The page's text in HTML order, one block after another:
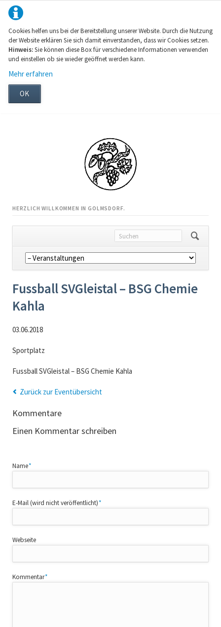
Cookies helfen uns bei der Bereitstellung unserer Website. Durch die Nutzung
der Website erklären Sie sich damit einverstanden, dass wir Cookies setzen.
Hinweis:Sie können diese Box für verschiedene Informationen verwenden
und einstellen ob sie wieder geöffnet werden kann.
Mehr erfahren
OK
HERZLICH WILLKOMMEN IN GOLMSDORF.
Navigation
überspringen
Fussball SVGleistal – BSG Chemie
Kahla
03.06.2018
Sportplatz
Fussball SVGleistal – BSG Chemie Kahla
Zurück zur Eventübersicht
Kommentare
Einen Kommentar schreiben
Pflichtfeld
Name*
Pflichtfeld
E-Mail (wird nicht veröffentlicht)*
Webseite
Pflichtfeld
Kommentar*